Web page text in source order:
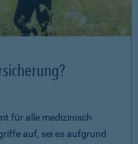
für alle medizinisch
auf, sei es aufgrund